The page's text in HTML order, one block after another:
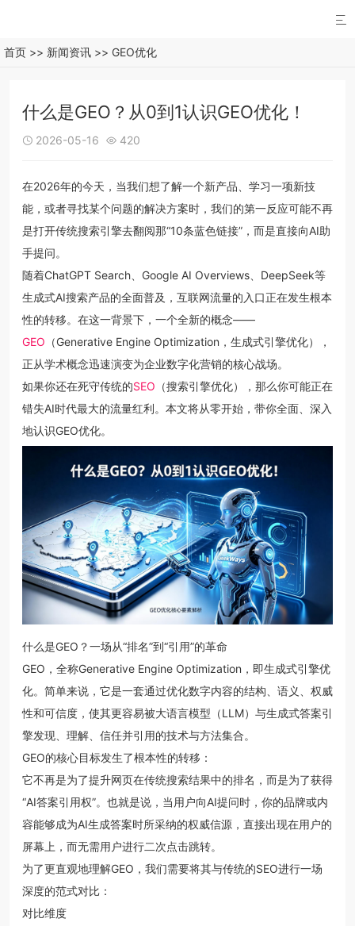

首页 >> 新闻资讯 >> GEO优化
什么是GEO？从0到1认识GEO优化！
 2026-05-16  420
在2026年的今天，当我们想了解一个新产品、学习一项新技
能，或者寻找某个问题的解决方案时，我们的第一反应可能不再
是打开传统搜索引擎去翻阅那“10条蓝色链接”，而是直接向AI助
手提问。
随着ChatGPT Search、Google AI Overviews、DeepSeek等
生成式AI搜索产品的全面普及，互联网流量的入口正在发生根本
性的转移。在这一背景下，一个全新的概念——
GEO （Generative Engine Optimization，生成式引擎优化），
正从学术概念迅速演变为企业数字化营销的核心战场。
如果你还在死守传统的SEO （搜索引擎优化），那么你可能正在
错失AI时代最大的流量红利。本文将从零开始，带你全面、深入
地认识GEO优化。
什么是GEO？一场从“排名”到“引用”的革命
GEO，全称Generative Engine Optimization，即生成式引擎优
化。简单来说，它是一套通过优化数字内容的结构、语义、权威
性和可信度，使其更容易被大语言模型（LLM）与生成式答案引
擎发现、理解、信任并引用的技术与方法集合。
GEO的核心目标发生了根本性的转移：
它不再是为了提升网页在传统搜索结果中的排名，而是为了获得
“AI答案引用权”。也就是说，当用户向AI提问时，你的品牌或内
容能够成为AI生成答案时所采纳的权威信源，直接出现在用户的
屏幕上，而无需用户进行二次点击跳转。
为了更直观地理解GEO，我们需要将其与传统的SEO进行一场
深度的范式对比：
对比维度